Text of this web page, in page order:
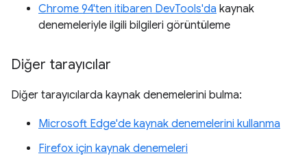
Chrome 94'ten itibaren DevTools'da kaynak
denemeleriyle ilgili bilgileri görüntüleme
Diğer tarayıcılar
Diğer tarayıcılarda kaynak denemelerini bulma:
Microsoft Edge'de kaynak denemelerini kullanma
Firefox için kaynak denemeleri